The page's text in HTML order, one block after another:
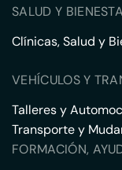
SALUD Y
Clínicas, Salud y
VEHÍCULOS Y
Talleres y
Transporte y
FORMACIÓN,